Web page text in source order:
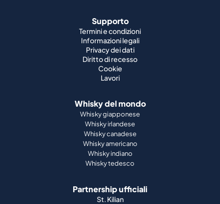
Supporto
Termini e condizioni
Informazioni legali
Privacy dei dati
Diritto di recesso
Cookie
Lavori
Whisky del mondo
Whisky giapponese
Whisky irlandese
Whisky canadese
Whisky americano
Whisky indiano
Whisky tedesco
Partnership ufficiali
St. Kilian